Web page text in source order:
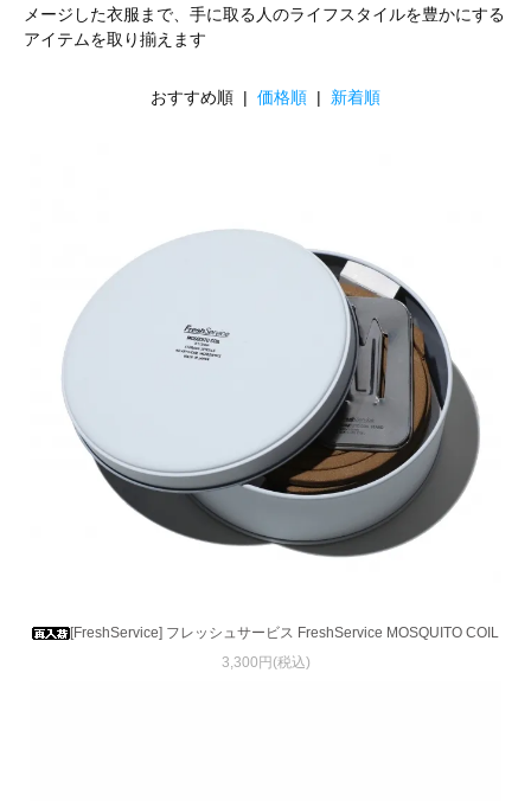
メージした衣服まで、手に取る人のライフスタイルを豊かにする
アイテムを取り揃えます
おすすめ順 | 価格順 | 新着順
[FreshService] フレッシュサービス FreshService MOSQUITO COIL
3,300円(税込)